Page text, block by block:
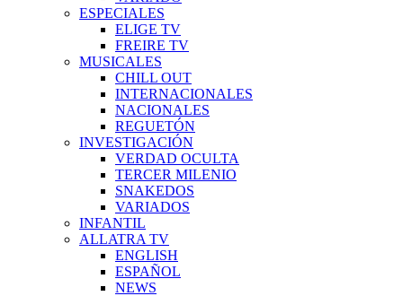
ESPECIALES
ELIGE TV
FREIRE TV
MUSICALES
CHILL OUT
INTERNACIONALES
NACIONALES
REGUETÓN
INVESTIGACIÓN
VERDAD OCULTA
TERCER MILENIO
SNAKEDOS
VARIADOS
INFANTIL
ALLATRA TV
ENGLISH
ESPAÑOL
NEWS